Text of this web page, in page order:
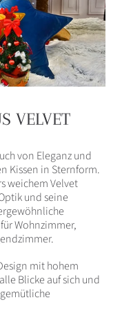
VELVET
von Eleganz und
Kissen in Sternform.
weichem Velvet
und seine
Wohnzimmer,
mit hohem
Blicke auf sich und